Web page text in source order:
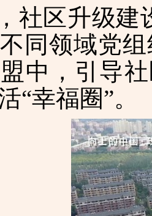
社区升级建
同领域党
中，引导
“幸福圈”。